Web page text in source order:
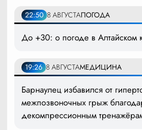
22:50 8 АВГУСТАПОГОДА
До +30: о погоде в Алтайском
19:26 8 АВГУСТАМЕДИЦИНА
Барнаулец избавился от
межпозвоночных грыж
декомпрессионным